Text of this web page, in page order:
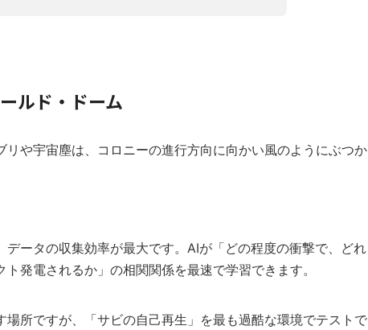
ルド・ドーム
リや宇宙塵は、コロニーの進行方向に向かい風のようにぶつか
データの収集効率が最大です。AIが「どの程度の衝撃で、どれ
発電されるか」の相関関係を最速で学習できます。
場所ですが、「サビの自己再生」を最も過酷な環境でテストで